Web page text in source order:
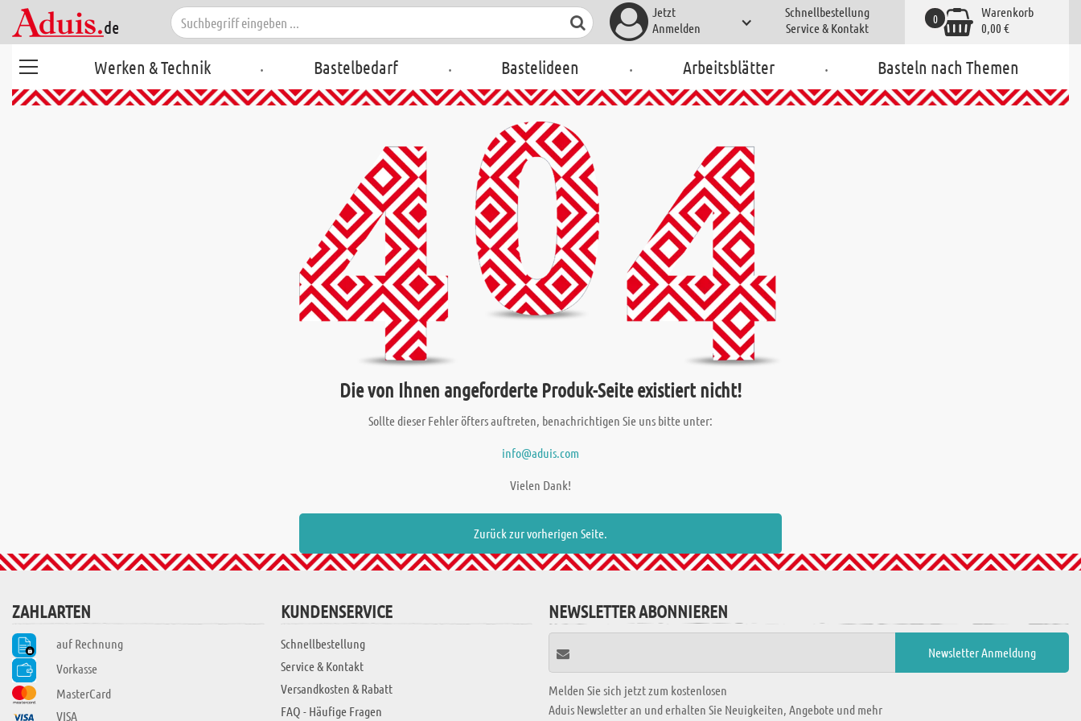
Jetzt
Anmelden
Schnellbestellung
Service & Kontakt
Warenkorb
0,00 €
0
Werken & Technik . Bastelbedarf . Bastelideen . Arbeitsblätter . Basteln nach Themen
Die von Ihnen angeforderte Produk-Seite existiert nicht!
Sollte dieser Fehler öfters auftreten, benachrichtigen Sie uns bitte unter:
info@aduis.com
Vielen Dank!
Zurück zur vorherigen Seite.
ZAHLARTEN
auf Rechnung
Vorkasse
MasterCard
VISA
KUNDENSERVICE
Schnellbestellung
Service & Kontakt
Versandkosten & Rabatt
FAQ - Häufige Fragen
NEWSLETTER ABONNIEREN
Melden Sie sich jetzt zum kostenlosen
Aduis Newsletter an und erhalten Sie Neuigkeiten, Angebote und mehr